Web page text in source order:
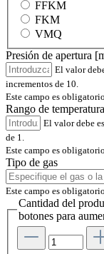
FFKM
FKM
VMQ
Presión de apertura
El valor
incrementos de 10.
Este campo es obligatorio.
Rango de
El valor debe
de 1.
Este campo es obligatorio.
Tipo de gas
Este campo es obligatorio.
Cantidad del
botones para